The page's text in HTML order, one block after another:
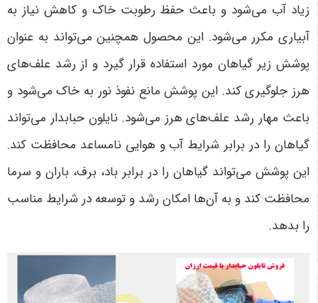
زیاد آب می‌شود و باعث حفظ رطوبت خاک و کاهش نیاز به
آبیاری مکرر می‌شود. این محصول همچنین می‌تواند به عنوان
پوشش زیر گیاهان مورد استفاده قرار گیرد و از رشد علف‌های
هرز جلوگیری کند. این پوشش مانع نفوذ نور به خاک می‌شود و
باعث مهار رشد علف‌های هرز می‌شود. نایلون حبابدار می‌تواند
گیاهان را در برابر شرایط آب و هوایی نامساعد محافظت کند.
این پوشش می‌تواند گیاهان را در برابر باد، برف، باران و سرما
محافظت کند و به آن‌ها امکان رشد و توسعه در شرایط مناسب
را بدهد.